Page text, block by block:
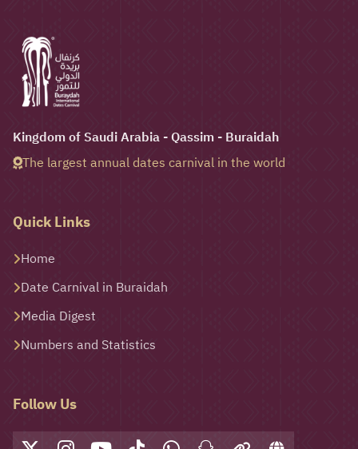
Kingdom of Saudi Arabia - Qassim - Buraidah
The largest annual dates carnival in the world
Quick Links
Home
Date Carnival in Buraidah
Media Digest
Numbers and Statistics
Follow Us